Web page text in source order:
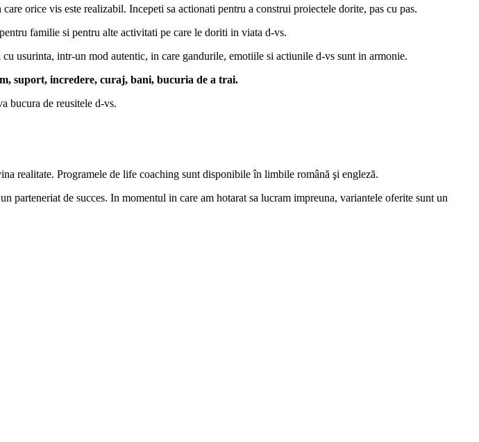
orice vis este realizabil. Incepeti sa actionati pentru a construi proiectele dorite, pas cu pas.
familie si pentru alte activitati pe care le doriti in viata d-vs.
usurinta, intr-un mod autentic, in care gandurile, emotiile si actiunile d-vs sunt in armonie.
suport, incredere, curaj, bani, bucuria de a trai.
bucura de reusitele d-vs.
realitate. Programele de life coaching sunt disponibile în limbile română şi engleză.
parteneriat de succes. In momentul in care am hotarat sa lucram impreuna, variantele oferite sunt un